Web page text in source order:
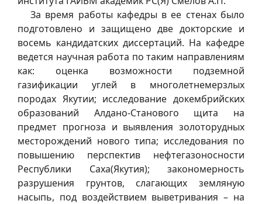
За время работы кафедры в ее стенах было
подготовлено и защищено две докторские и
восемь кандидатских диссертаций. На кафедре
ведется научная работа по таким направлениям
как: оценка возможности подземной
газификации углей в многолетнемерзлых
породах Якутии; исследование докембрийских
образований Алдано-Станового щита на
предмет прогноза и выявления золоторудных
месторождений нового типа; исследования по
повышению перспектив нефтегазоносности
Республики Саха(Якутия); закономерность
разрушения грунтов, слагающих земляную
насыпь, под воздействием выветривания – на